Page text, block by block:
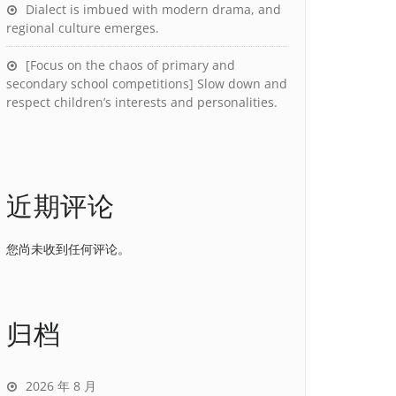
Dialect is imbued with modern drama, and
regional culture emerges.
[Focus on the chaos of primary and
secondary school competitions] Slow down and
respect children’s interests and personalities.
近期评论
您尚未收到任何评论。
归档
2026 年 8 月